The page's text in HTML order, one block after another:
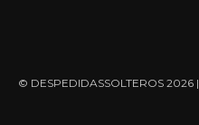
© DESPEDIDASSOLTEROS 2026 |